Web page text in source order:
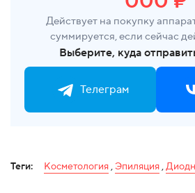
Действует на покупку
суммируется, если сейчас
Выберите, куда
Телеграм
Теги: Косметология,Эпиляция,